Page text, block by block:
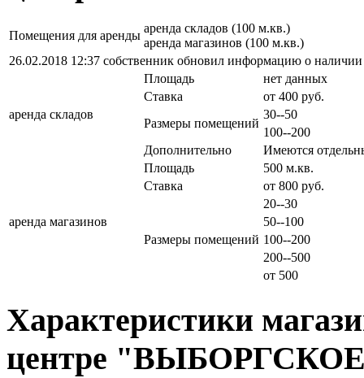
Помещения для аренды
аренда складов (100 м.кв.)
аренда магазинов (100 м.кв.)
26.02.2018 12:37 собственник обновил информацию о
аренда складов
Площадь
нет данных
Ставка
от 400 руб.
Размеры помещений
30--50
100--200
Дополнительно
Имеются
аренда магазинов
Площадь
500 м.кв.
Ставка
от 800 руб.
Размеры помещений
20--30
50--100
100--200
200--500
от 500
Характеристики
центре